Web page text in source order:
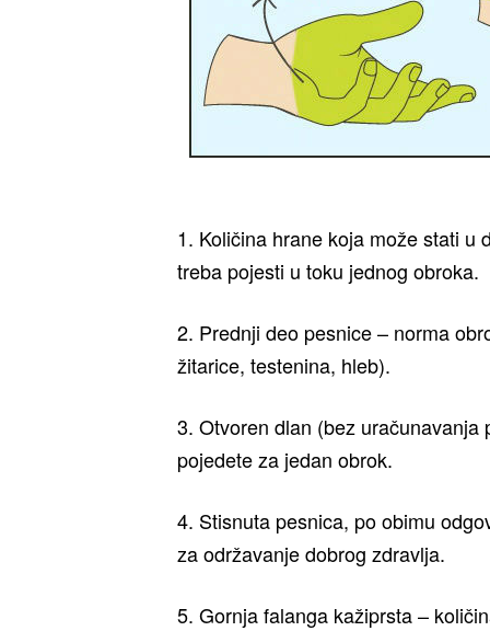
1. Količina hrane koja može stati u
treba pojesti u toku jednog obroka.
2. Prednji deo pesnice – norma
žitarice, testenina, hleb).
3. Otvoren dlan (bez
pojedete za jedan obrok.
4. Stisnuta pesnica, po obimu
za održavanje dobrog zdravlja.
5. Gornja falanga kažiprsta –